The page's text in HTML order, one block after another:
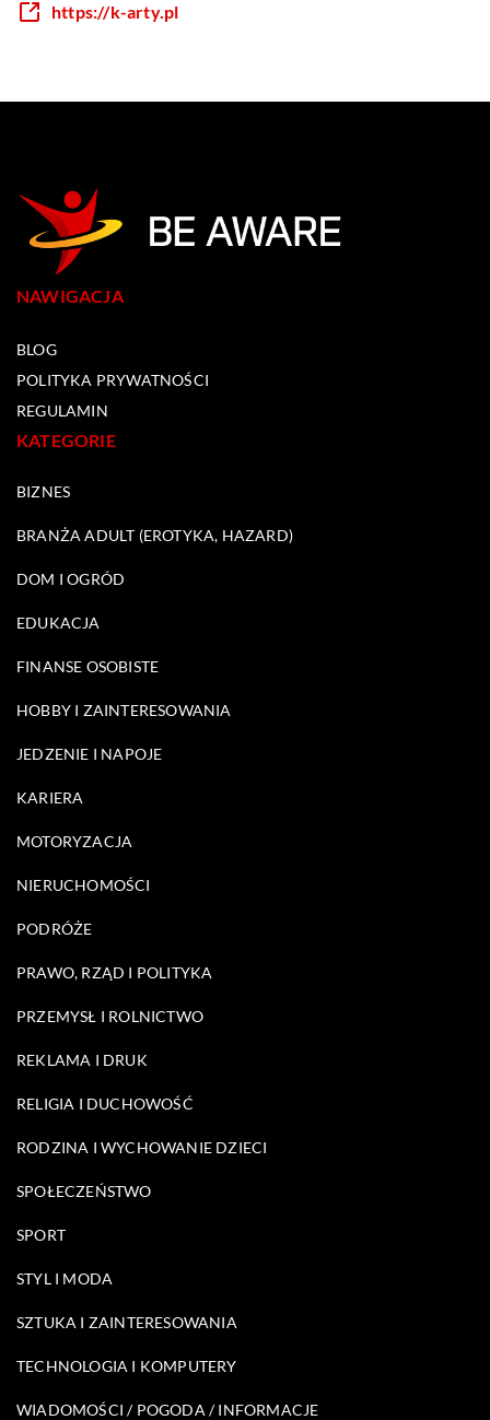
https://k-arty.pl
NAWIGACJA
BLOG
POLITYKA PRYWATNOŚCI
REGULAMIN
KATEGORIE
BIZNES
BRANŻA ADULT (EROTYKA, HAZARD)
DOM I OGRÓD
EDUKACJA
FINANSE OSOBISTE
HOBBY I ZAINTERESOWANIA
JEDZENIE I NAPOJE
KARIERA
MOTORYZACJA
NIERUCHOMOŚCI
PODRÓŻE
PRAWO, RZĄD I POLITYKA
PRZEMYSŁ I ROLNICTWO
REKLAMA I DRUK
RELIGIA I DUCHOWOŚĆ
RODZINA I WYCHOWANIE DZIECI
SPOŁECZEŃSTWO
SPORT
STYL I MODA
SZTUKA I ZAINTERESOWANIA
TECHNOLOGIA I KOMPUTERY
WIADOMOŚCI / POGODA / INFORMACJE